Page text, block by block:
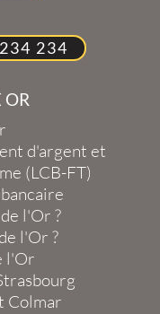
234
OR
d'argent et
(LCB-FT)
l'Or ?
l'Or ?
l'Or
Colmar